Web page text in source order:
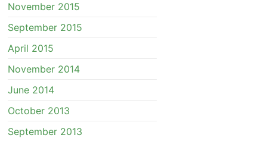
November 2015
September 2015
April 2015
November 2014
June 2014
October 2013
September 2013